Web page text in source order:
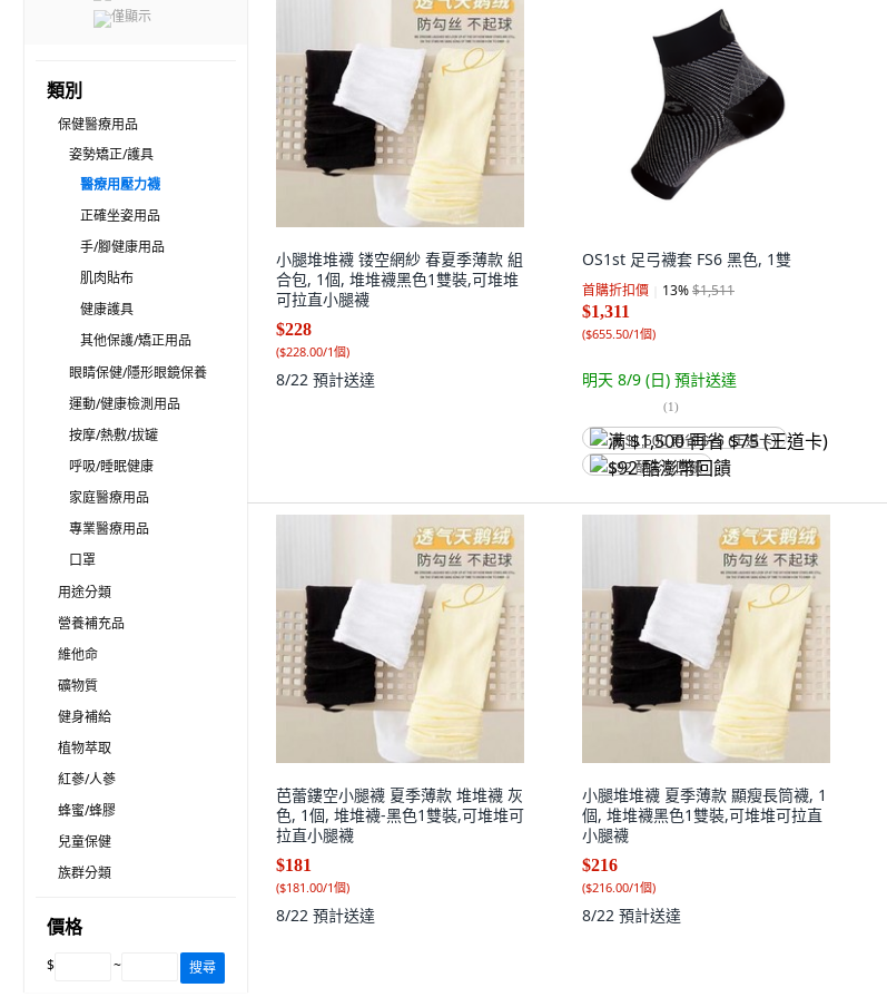
僅顯示
類別
保健醫療用品
姿勢矯正/護具
醫療用壓力襪
正確坐姿用品
手/腳健康用品
肌肉貼布
健康護具
其他保護/矯正用品
眼睛保健/隱形眼鏡保養
運動/健康檢測用品
按摩/熱敷/拔罐
呼吸/睡眠健康
家庭醫療用品
專業醫療用品
口罩
用途分類
營養補充品
維他命
礦物質
健身補給
植物萃取
紅蔘/人蔘
蜂蜜/蜂膠
兒童保健
族群分類
價格
$ ~ 搜尋
小腿堆堆襪 镂空網紗 春夏季薄款 組
合包, 1個, 堆堆襪黑色1雙裝,可堆堆
可拉直小腿襪
$228
($228.00/1個)
8/22 預計送達
OS1st 足弓襪套 FS6 黑色, 1雙
首購折扣價 13%$1,511
$1,311
($655.50/1個)
明天 8/9 (日) 預計送達
(1)
满 $1,500 再省 $75 (王道卡)
$92 酷澎幣回饋
芭蕾鏤空小腿襪 夏季薄款 堆堆襪 灰
色, 1個, 堆堆襪-黑色1雙裝,可堆堆可
拉直小腿襪
$181
($181.00/1個)
8/22 預計送達
小腿堆堆襪 夏季薄款 顯瘦長筒襪, 1
個, 堆堆襪黑色1雙裝,可堆堆可拉直
小腿襪
$216
($216.00/1個)
8/22 預計送達